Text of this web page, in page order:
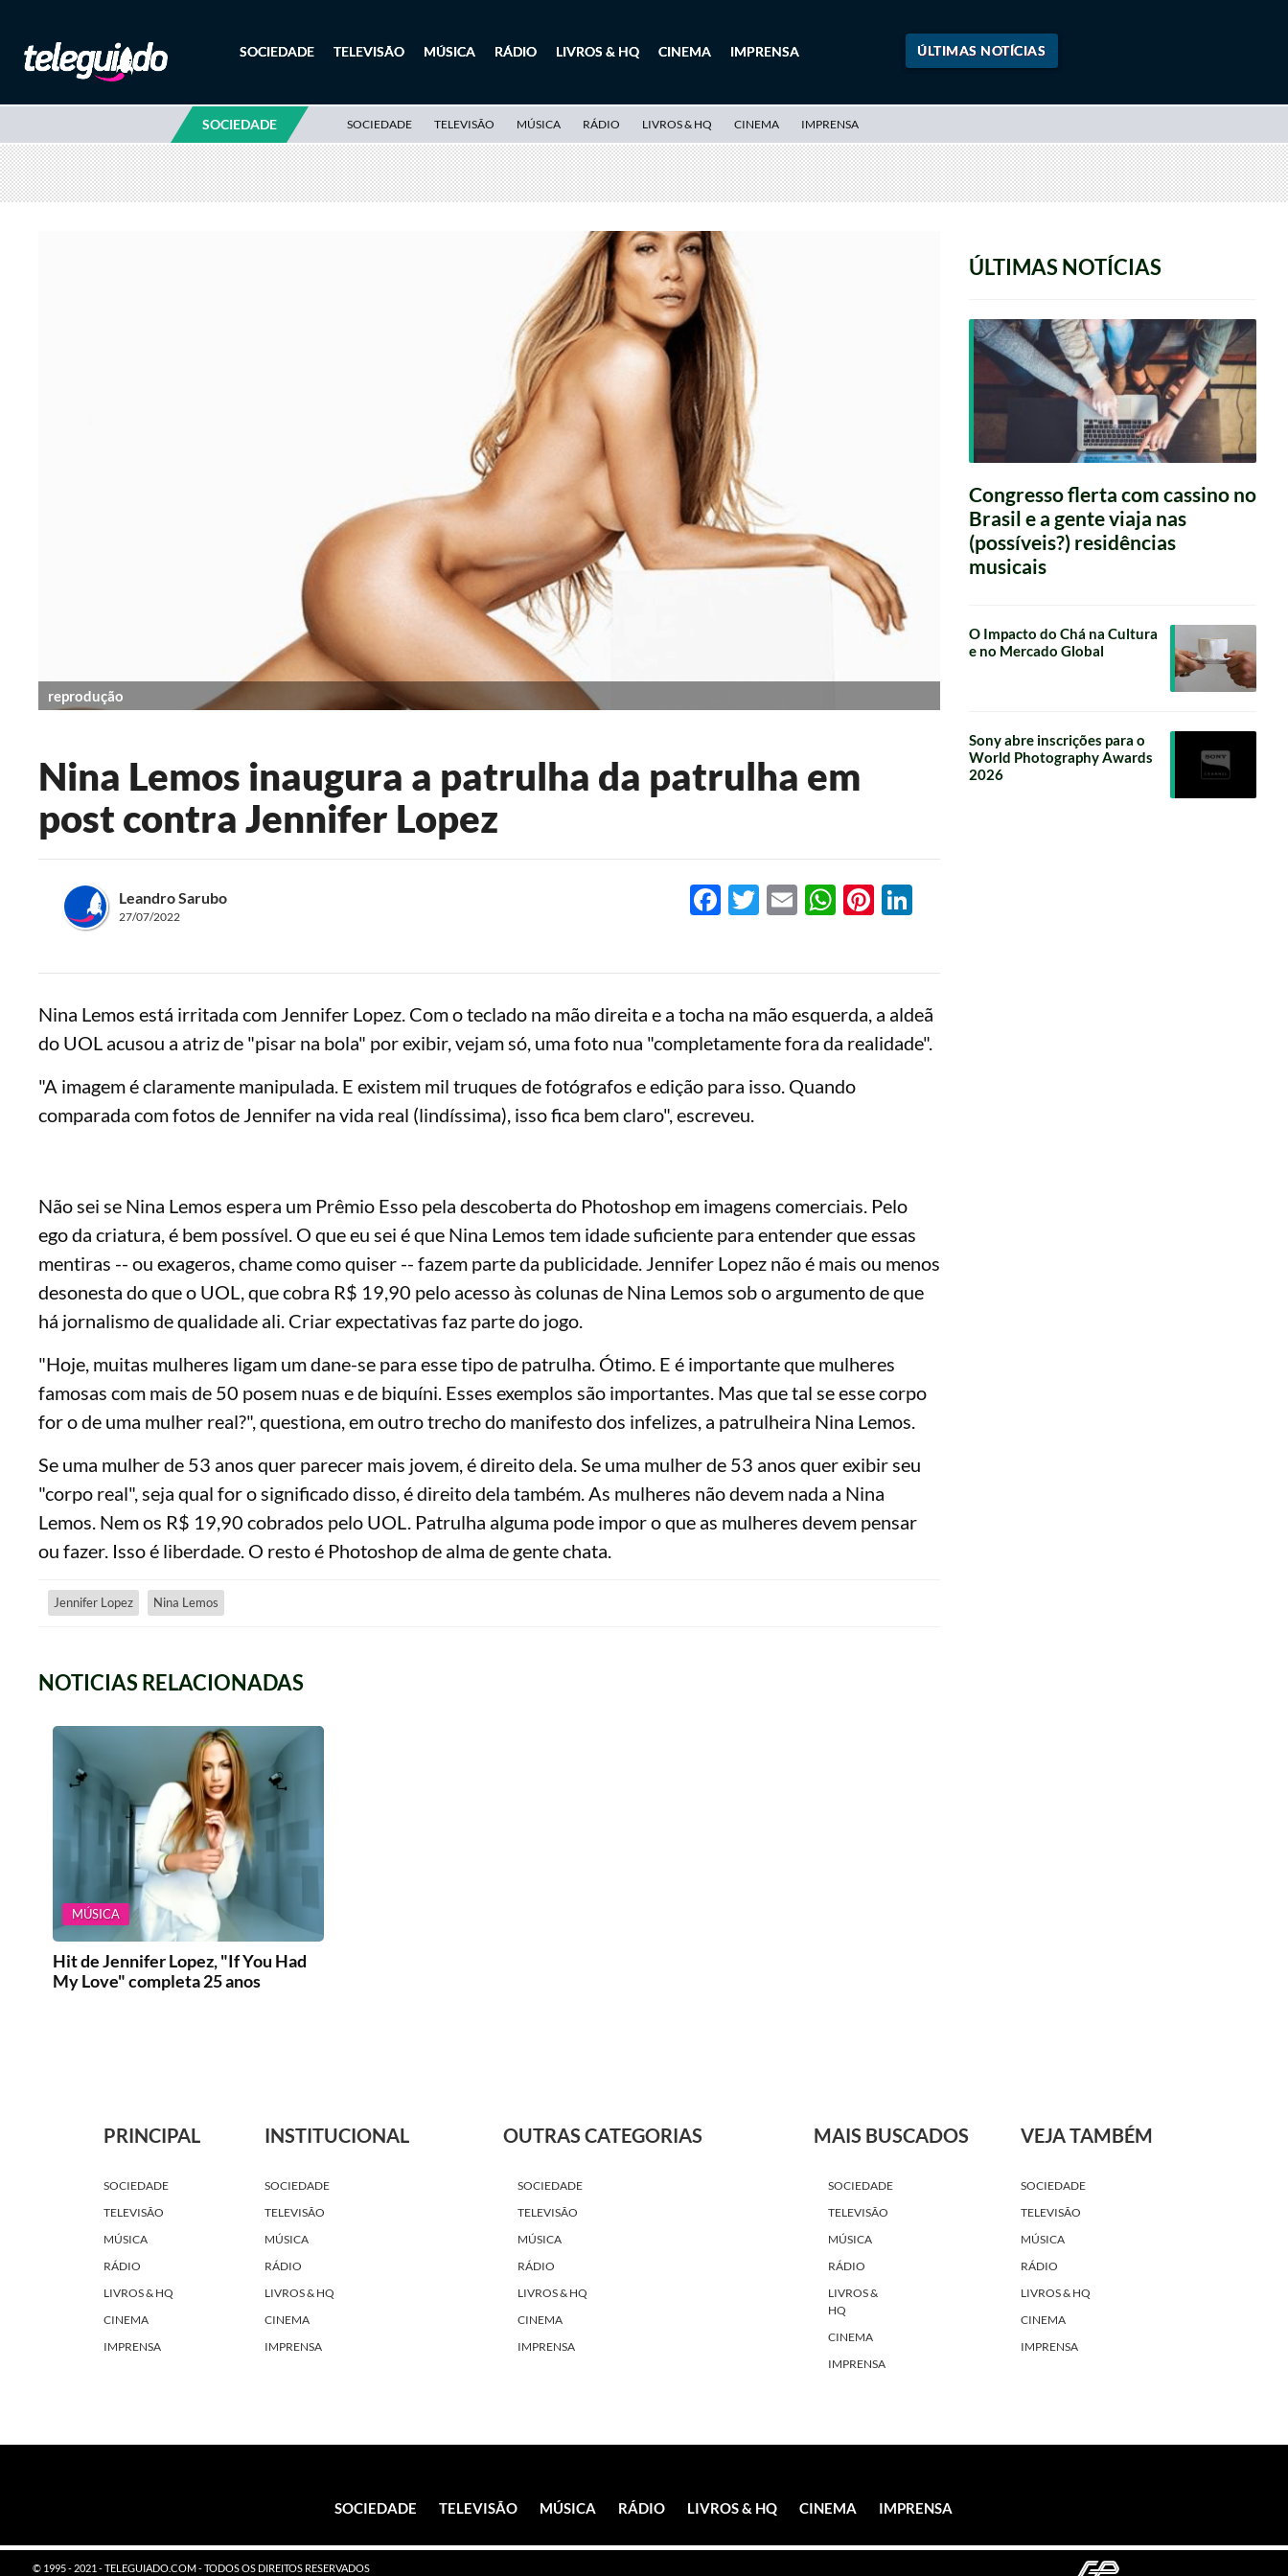
ÚLTIMAS NOTÍCIAS
SOCIEDADE TELEVISÃO MÚSICA RÁDIO LIVROS & HQ CINEMA IMPRENSA
SOCIEDADE SOCIEDADE TELEVISÃO MÚSICA RÁDIO LIVROS & HQ CINEMA IMPRENSA
reprodução
Nina Lemos inaugura a patrulha da patrulha em
post contra Jennifer Lopez
Leandro Sarubo
27/07/2022 Facebook
Twitter
EmailWhatsApp
Pinterest
LinkedIn
Nina Lemos está irritada com Jennifer Lopez. Com o teclado na mão direita e a tocha na mão esquerda, a aldeã
do UOL acusou a atriz de "pisar na bola" por exibir, vejam só, uma foto nua "completamente fora da realidade".
"A imagem é claramente manipulada. E existem mil truques de fotógrafos e edição para isso. Quando
comparada com fotos de Jennifer na vida real (lindíssima), isso fica bem claro", escreveu.
Não sei se Nina Lemos espera um Prêmio Esso pela descoberta do Photoshop em imagens comerciais. Pelo
ego da criatura, é bem possível. O que eu sei é que Nina Lemos tem idade suficiente para entender que essas
mentiras -- ou exageros, chame como quiser -- fazem parte da publicidade. Jennifer Lopez não é mais ou menos
desonesta do que o UOL, que cobra R$ 19,90 pelo acesso às colunas de Nina Lemos sob o argumento de que
há jornalismo de qualidade ali. Criar expectativas faz parte do jogo.
"Hoje, muitas mulheres ligam um dane-se para esse tipo de patrulha. Ótimo. E é importante que mulheres
famosas com mais de 50 posem nuas e de biquíni. Esses exemplos são importantes. Mas que tal se esse corpo
for o de uma mulher real?", questiona, em outro trecho do manifesto dos infelizes, a patrulheira Nina Lemos.
Se uma mulher de 53 anos quer parecer mais jovem, é direito dela. Se uma mulher de 53 anos quer exibir seu
"corpo real", seja qual for o significado disso, é direito dela também. As mulheres não devem nada a Nina
Lemos. Nem os R$ 19,90 cobrados pelo UOL. Patrulha alguma pode impor o que as mulheres devem pensar
ou fazer. Isso é liberdade. O resto é Photoshop de alma de gente chata.
Jennifer Lopez Nina Lemos
NOTICIAS RELACIONADAS
MÚSICA
Hit de Jennifer Lopez, "If You Had
My Love" completa 25 anos
ÚLTIMAS NOTÍCIAS
Congresso flerta com cassino no
Brasil e a gente viaja nas
(possíveis?) residências
musicais
O Impacto do Chá na Cultura
e no Mercado Global
Sony abre inscrições para o
World Photography Awards
2026
PRINCIPAL
SOCIEDADE
TELEVISÃO
MÚSICA
RÁDIO
LIVROS & HQ
CINEMA
IMPRENSA
INSTITUCIONAL
SOCIEDADE
TELEVISÃO
MÚSICA
RÁDIO
LIVROS & HQ
CINEMA
IMPRENSA
OUTRAS CATEGORIAS
SOCIEDADE
TELEVISÃO
MÚSICA
RÁDIO
LIVROS & HQ
CINEMA
IMPRENSA
MAIS BUSCADOS
SOCIEDADE
TELEVISÃO
MÚSICA
RÁDIO
LIVROS &
HQ
CINEMA
IMPRENSA
VEJA TAMBÉM
SOCIEDADE
TELEVISÃO
MÚSICA
RÁDIO
LIVROS & HQ
CINEMA
IMPRENSA
SOCIEDADE TELEVISÃO MÚSICA RÁDIO LIVROS & HQ CINEMA IMPRENSA
© 1995 - 2021 - TELEGUIADO.COM - TODOS OS DIREITOS RESERVADOS